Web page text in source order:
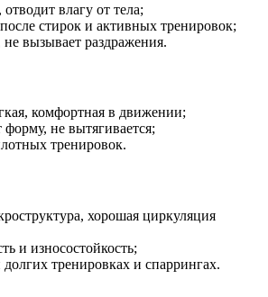
влагу от тела;
стирок и активных тренировок;
не вызывает раздражения.
комфортная в движении;
не вытягивается;
тренировок.
хорошая циркуляция
и износостойкость;
тренировках и спаррингах.